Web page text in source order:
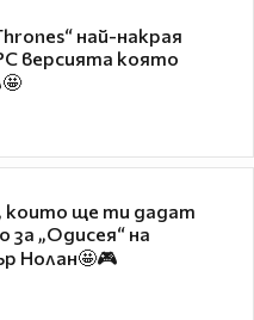
най-накрая
версията която
които ще ти дадат
за „Одисея“ на
Нолан🤩🎮